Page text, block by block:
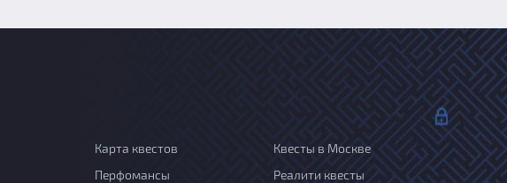
Карта квестов
Квесты в Москве
Перфомансы
Реалити квесты